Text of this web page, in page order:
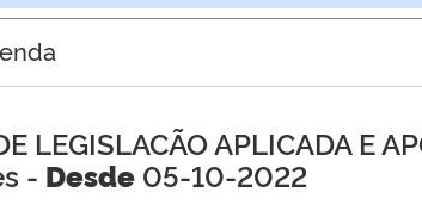
LEGISLACÃO APLICADA E
- Desde 05-10-2022